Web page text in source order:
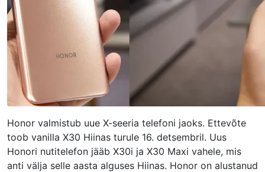
Honor valmistub uue X-seeria telefoni jaoks. Ettevõte
toob vanilla X30 Hiinas turule 16. detsembril. Uus
Honori nutitelefon jääb X30i ja X30 Maxi vahele, mis
anti välja selle aasta alguses Hiinas. Honor on alustanud